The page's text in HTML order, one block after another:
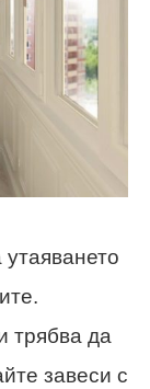
трябва да
завеси с